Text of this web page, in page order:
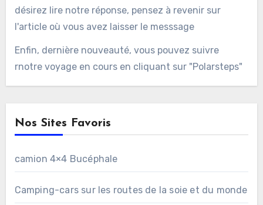
désirez lire notre réponse, pensez à revenir sur
l'article où vous avez laisser le messsage
Enfin, dernière nouveauté, vous pouvez suivre
rnotre voyage en cours en cliquant sur "Polarsteps"
Nos Sites Favoris
camion 4×4 Bucéphale
Camping-cars sur les routes de la soie et du monde